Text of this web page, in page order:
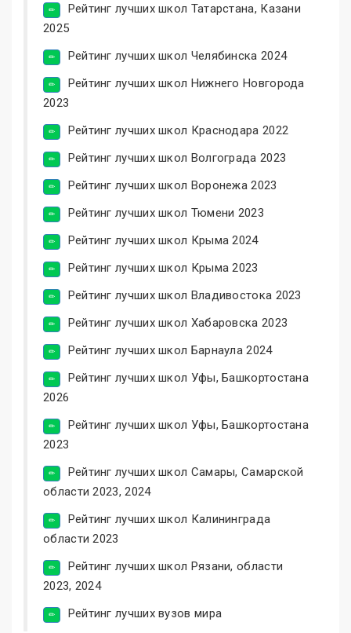
Рейтинг лучших школ Татарстана, Казани
2025
Рейтинг лучших школ Челябинска 2024
Рейтинг лучших школ Нижнего Новгорода
2023
Рейтинг лучших школ Краснодара 2022
Рейтинг лучших школ Волгограда 2023
Рейтинг лучших школ Воронежа 2023
Рейтинг лучших школ Тюмени 2023
Рейтинг лучших школ Крыма 2024
Рейтинг лучших школ Крыма 2023
Рейтинг лучших школ Владивостока 2023
Рейтинг лучших школ Хабаровска 2023
Рейтинг лучших школ Барнаула 2024
Рейтинг лучших школ Уфы, Башкортостана
2026
Рейтинг лучших школ Уфы, Башкортостана
2023
Рейтинг лучших школ Самары, Самарской
области 2023, 2024
Рейтинг лучших школ Калининграда
области 2023
Рейтинг лучших школ Рязани, области
2023, 2024
Рейтинг лучших вузов мира